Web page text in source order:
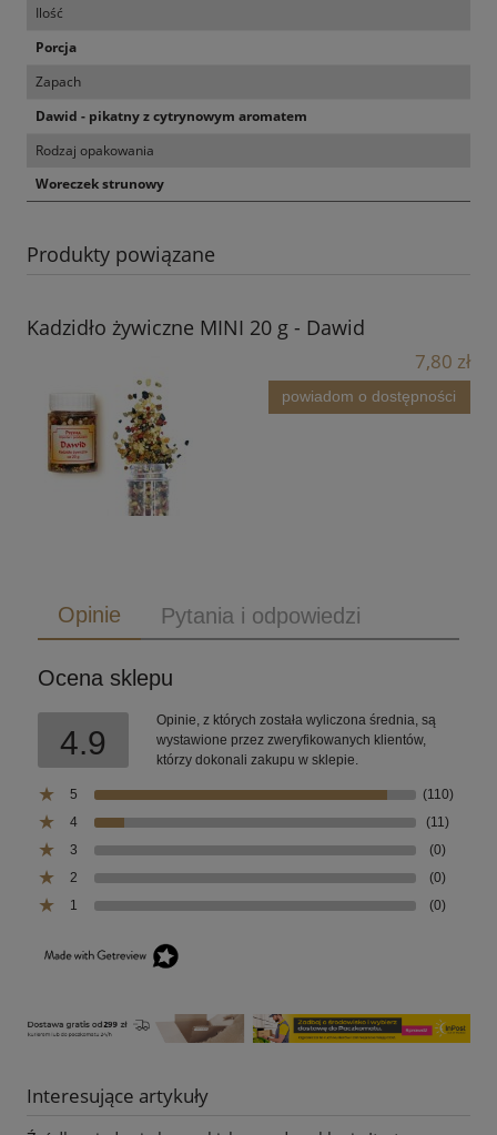
Ilość
Porcja
Zapach
Dawid - pikatny z cytrynowym aromatem
Rodzaj opakowania
Woreczek strunowy
Produkty powiązane
Kadzidło żywiczne MINI 20 g - Dawid
7,80 zł
powiadom o dostępności
Opinie Pytania i odpowiedzi
Ocena sklepu
4.9
Opinie, z których została wyliczona średnia, są
wystawione przez zweryfikowanych klientów,
którzy dokonali zakupu w sklepie.
5
(110)
4
(11)
3
(0)
2
(0)
1
(0)
Interesujące artykuły